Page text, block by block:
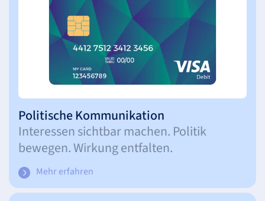
Politische Kommunikation
Interessen sichtbar machen. Politik
bewegen. Wirkung entfalten.
Mehr erfahren